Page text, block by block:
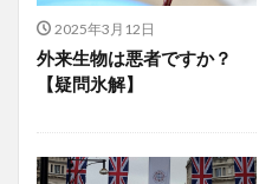
2025年3月12日
外来生物は悪者ですか？
【疑問氷解】